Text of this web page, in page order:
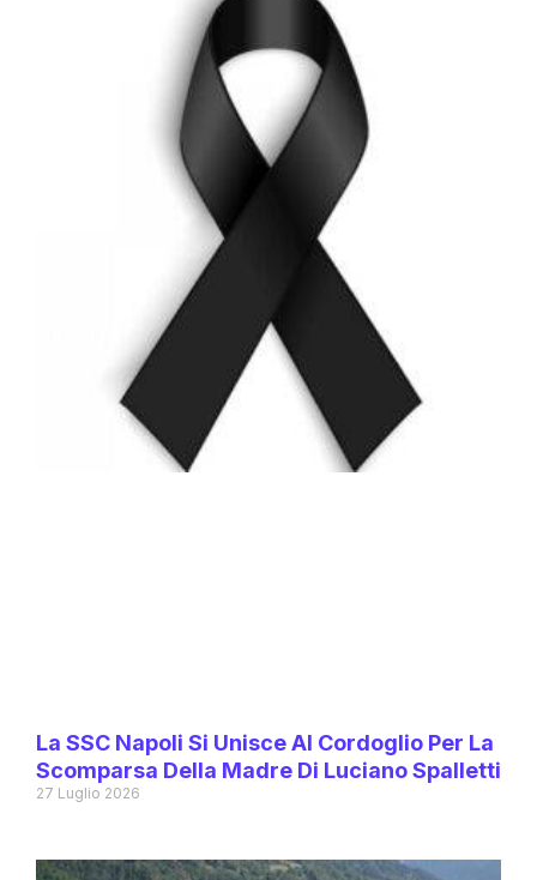
La SSC Napoli Si Unisce Al Cordoglio Per La
Scomparsa Della Madre Di Luciano Spalletti
27 Luglio 2026